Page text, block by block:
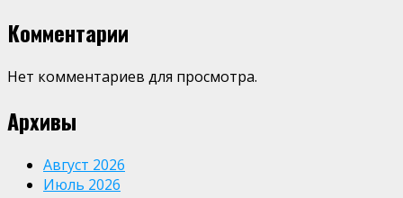
Комментарии
Нет комментариев для просмотра.
Архивы
Август 2026
Июль 2026